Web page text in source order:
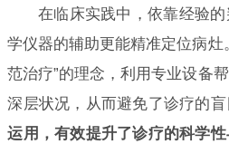
在临床实践中，依靠经验
学仪器的辅助更能精准定位病灶
范治疗”的理念，利用专业设备
深层状况，从而避免了诊疗的盲
运用，有效提升了诊疗的科学